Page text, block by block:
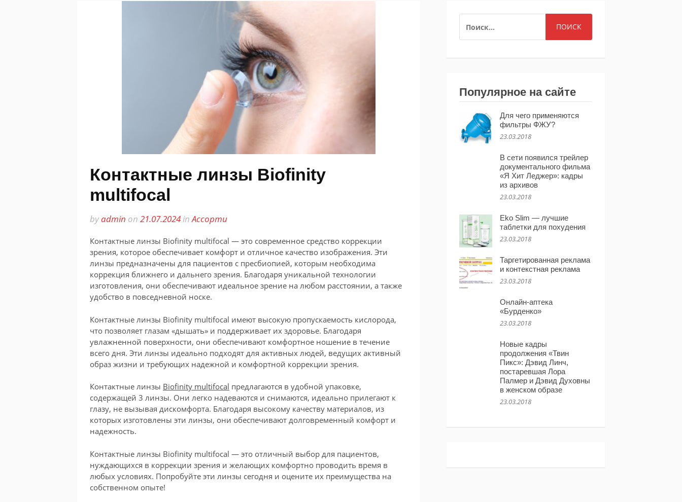
Контактные линзы Biofinity
multifocal
byadmin on 21.07.2024inАссорти
Контактные линзы Biofinity multifocal — это современное средство коррекции
зрения, которое обеспечивает комфорт и отличное качество изображения. Эти
линзы предназначены для пациентов с пресбиопией, которым необходима
коррекция ближнего и дальнего зрения. Благодаря уникальной технологии
изготовления, они обеспечивают идеальное зрение на любом расстоянии, а также
удобство в повседневной носке.
Контактные линзы Biofinity multifocal имеют высокую пропускаемость кислорода,
что позволяет глазам «дышать» и поддерживает их здоровье. Благодаря
увлажненной поверхности, они обеспечивают комфортное ношение в течение
всего дня. Эти линзы идеально подходят для активных людей, ведущих активный
образ жизни и требующих надежной и комфортной коррекции зрения.
Контактные линзы Biofinity multifocal предлагаются в удобной упаковке,
содержащей 3 линзы. Они легко надеваются и снимаются, идеально прилегают к
глазу, не вызывая дискомфорта. Благодаря высокому качеству материалов, из
которых изготовлены эти линзы, они обеспечивают долговременный комфорт и
надежность.
Контактные линзы Biofinity multifocal — это отличный выбор для пациентов,
нуждающихся в коррекции зрения и желающих комфортно проводить время в
любых условиях. Попробуйте эти линзы сегодня и оцените их преимущества на
собственном опыте!
Популярное на сайте
Для чего применяются
фильтры ФЖУ?
23.03.2018
В сети появился трейлер
документального фильма
«Я Хит Леджер»: кадры
из архивов
23.03.2018
Eko Slim — лучшие
таблетки для похудения
23.03.2018
Таргетированная реклама
и контекстная реклама
23.03.2018
Онлайн-аптека
«Бурденко»
23.03.2018
Новые кадры
продолжения «Твин
Пикс»: Дэвид Линч,
постаревшая Лора
Палмер и Дэвид Духовны
в женском образе
23.03.2018